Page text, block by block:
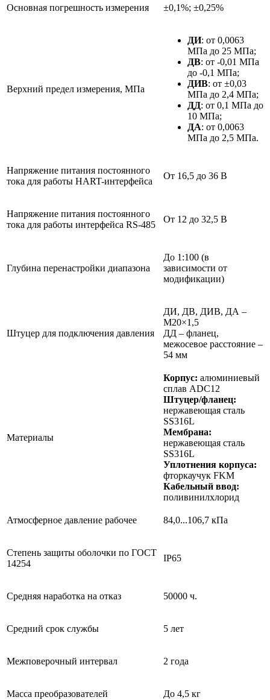
Основная погрешность измерения ±0,1%; ±0,25%
Верхний предел измерения, МПа
ДИ: от 0,0063
МПа до 25 МПа;
ДВ: от ­-0,01 МПа
до -0,1 МПа;
ДИВ: от ±0,03
МПа до 2,4 МПа;
ДД: от 0,1 МПа до
10 МПа;
ДА: от 0,0063
МПа до 2,5 МПа.
Напряжение питания постоянного
тока для работы HART-интерфейса
От 16,5 до 36 В
Напряжение питания постоянного
тока для работы интерфейса RS-485
От 12 до 32,5 В
Глубина перенастройки диапазона
До 1:100 (в
зависимости от
модификации)
Штуцер для подключения давления
ДИ, ДВ, ДИВ, ДА –
M20×1,5
ДД – фланец,
межосевое расстояние –
54 мм
Материалы
Корпус: алюминиевый
сплав ADC12
Штуцер/фланец:
нержавеющая сталь
SS316L
Мембрана:
нержавеющая сталь
SS316L
Уплотнения корпуса:
фторкаучук FKM
Кабельный ввод:
поливинилхлорид
Атмосферное давление рабочее 84,0...106,7 кПа
Степень защиты оболочки по ГОСТ
14254
IP65
Средняя наработка на отказ 50000 ч.
Средний срок службы 5 лет
Межповерочный интервал 2 года
Масса преобразователей До 4,5 кг